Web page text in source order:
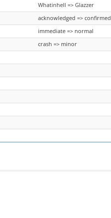
Whatinhell => Glazzer
acknowledged => confirmed
immediate => normal
crash => minor